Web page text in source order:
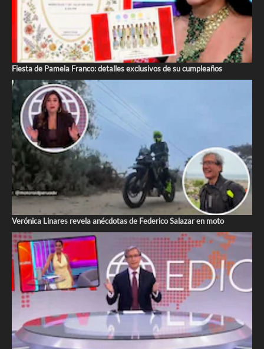
Fiesta de Pamela Franco: detalles exclusivos de su cumpleaños
Verónica Linares revela anécdotas de Federico Salazar en moto